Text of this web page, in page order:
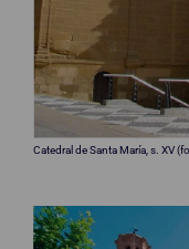
Catedral de Santa María, s. XV